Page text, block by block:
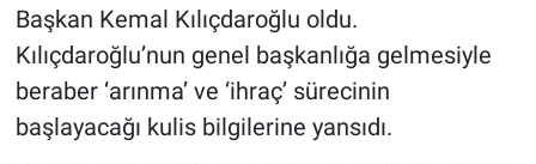
Başkan Kemal Kılıçdaroğlu oldu.
Kılıçdaroğlu’nun genel başkanlığa gelmesiyle
beraber ‘arınma’ ve ‘ihraç’ sürecinin
başlayacağı kulis bilgilerine yansıdı.